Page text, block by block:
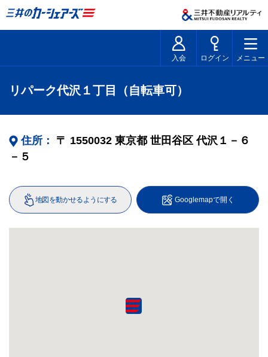
入会 ログイン メニュー
リパーク代沢１丁目（自転車可）
住所： 〒 1550032 東京都 世田谷区 代沢１－６
－５
地図を動かせるようにする Googlemapで開く